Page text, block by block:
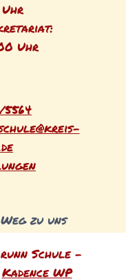
Uhr
Weg zu uns
Schule -
Kadence WP